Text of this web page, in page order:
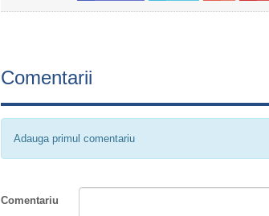
Comentarii
Adauga primul comentariu
Comentariu